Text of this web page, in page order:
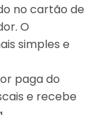
no cartão de
O
simples e
paga do
e recebe